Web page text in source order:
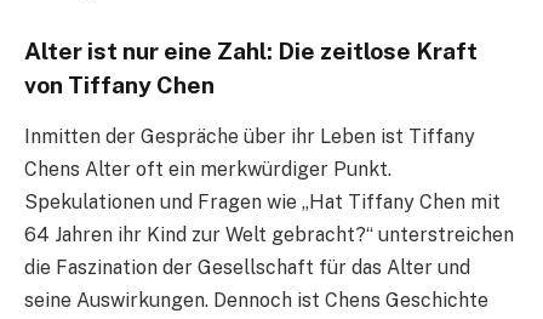
Alter ist nur eine Zahl: Die zeitlose Kraft
von Tiffany Chen
Inmitten der Gespräche über ihr Leben ist Tiffany
Chens Alter oft ein merkwürdiger Punkt.
Spekulationen und Fragen wie „Hat Tiffany Chen mit
64 Jahren ihr Kind zur Welt gebracht?“ unterstreichen
die Faszination der Gesellschaft für das Alter und
seine Auswirkungen. Dennoch ist Chens Geschichte